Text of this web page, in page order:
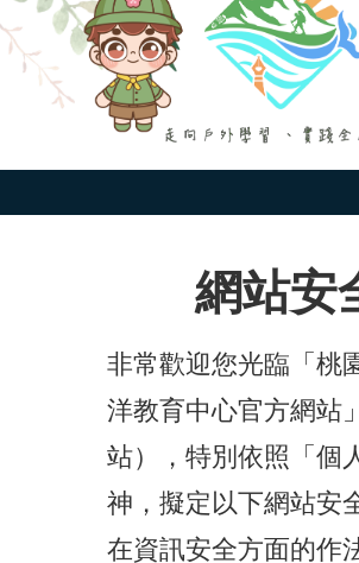
網站安
非常歡迎您光臨「桃
洋教育中心官方網站
站），特別依照「個
神，擬定以下網站安
在資訊安全方面的作